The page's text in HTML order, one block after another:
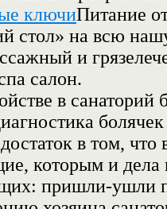
Питание
стол» на всю
и
салон.
в санаторий
в том, что
которым и дела
пришли-ушли